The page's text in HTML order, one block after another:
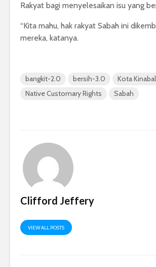
Rakyat bagi menyelesaikan isu yang
“Kita mahu, hak rakyat Sabah ini
mereka, katanya.
bangkit-2.0 bersih-3.0
Kota
Native Customary Rights
Sabah
Clifford Jeffery
VIEW ALL POSTS